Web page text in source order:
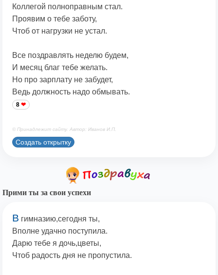
Коллегой полноправным стал.
Проявим о тебе заботу,
Чтоб от нагрузки не устал.
Все поздравлять неделю будем,
И месяц благ тебе желать.
Но про зарплату не забудет,
Ведь должность надо обмывать.
8
© Принадлежит сайту. Автор: Иванов И.П.
Создать открытку
Прими ты за свои успехи
В гимназию,сегодня ты,
Вполне удачно поступила.
Дарю тебе я дочь,цветы,
Чтоб радость дня не пропустила.